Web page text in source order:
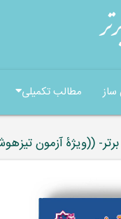
ساز مطالب تکمیلی
((ویژۀ آزمون